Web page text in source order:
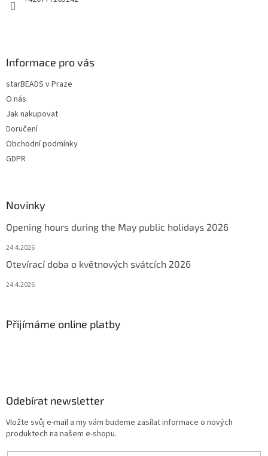
Informace pro vás
starBEADS v Praze
O nás
Jak nakupovat
Doručení
Obchodní podmínky
GDPR
Novinky
Opening hours during the May public holidays 2026
24.4.2026
Otevírací doba o květnových svátcích 2026
24.4.2026
Přijímáme online platby
Odebírat newsletter
Vložte svůj e-mail a my vám budeme zasílat informace o nových
produktech na našem e-shopu.